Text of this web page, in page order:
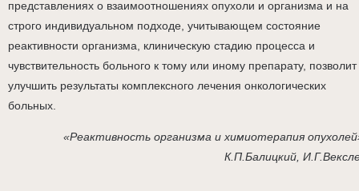
представлениях о взаимоотношениях опухоли и организма и на
строго индивидуальном подходе, учитывающем состояние
реактивности организма, клиническую стадию процесса и
чувствительность больного к тому или иному препарату, позволит
улучшить результаты комплексного лечения онкологических
больных.
«Реактивность организма и химиотерапия
К.П.Балицкий,